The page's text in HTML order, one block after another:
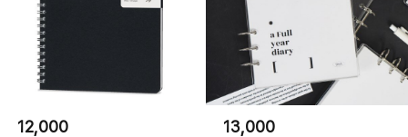
12,000 13,000